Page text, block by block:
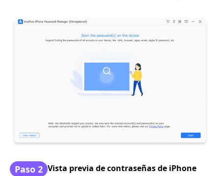
Paso 2 Vista previa de contraseñas de iPhone